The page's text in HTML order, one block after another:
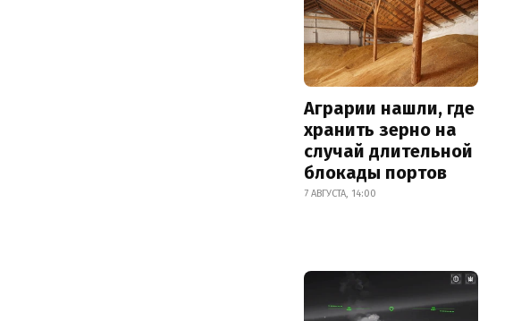
Аграрии нашли, где
хранить зерно на
случай длительной
блокады портов
7 АВГУСТА, 14:00